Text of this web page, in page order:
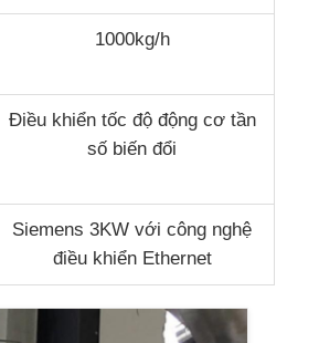
1000kg/h
Điều khiển tốc độ động cơ tần
số biến đổi
Siemens 3KW với công nghệ
điều khiển Ethernet